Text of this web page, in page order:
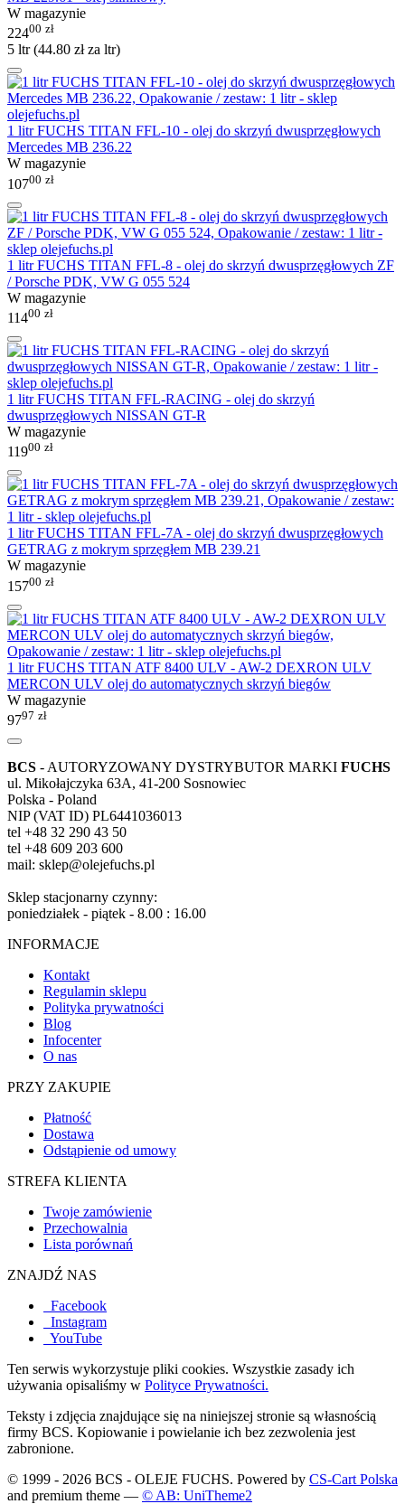
W magazynie
22400 zł
5 ltr (44.80 złza ltr)
1 litr FUCHS TITAN FFL-10 - olej do skrzyń dwusprzęgłowych
Mercedes MB 236.22
W magazynie
10700 zł
1 litr FUCHS TITAN FFL-8 - olej do skrzyń dwusprzęgłowych ZF
/ Porsche PDK, VW G 055 524
W magazynie
11400 zł
1 litr FUCHS TITAN FFL-RACING - olej do skrzyń
dwusprzęgłowych NISSAN GT-R
W magazynie
11900 zł
1 litr FUCHS TITAN FFL-7A - olej do skrzyń dwusprzęgłowych
GETRAG z mokrym sprzęgłem MB 239.21
W magazynie
15700 zł
1 litr FUCHS TITAN ATF 8400 ULV - AW-2 DEXRON ULV
MERCON ULV olej do automatycznych skrzyń biegów
W magazynie
9797 zł
BCS - AUTORYZOWANY DYSTRYBUTOR MARKI FUCHS
ul. Mikołajczyka 63A, 41-200 Sosnowiec
Polska - Poland
NIP (VAT ID) PL6441036013
tel +48 32 290 43 50
tel +48 609 203 600
mail: sklep@olejefuchs.pl
Sklep stacjonarny czynny:
poniedziałek - piątek - 8.00 : 16.00
INFORMACJE
Kontakt
Regulamin sklepu
Polityka prywatności
Blog
Infocenter
O nas
PRZY ZAKUPIE
Płatność
Dostawa
Odstąpienie od umowy
STREFA KLIENTA
Twoje zamówienie
Przechowalnia
Lista porównań
ZNAJDŹ NAS
Facebook
Instagram
YouTube
Ten serwis wykorzystuje pliki cookies. Wszystkie zasady ich
używania opisaliśmy w Polityce Prywatności.
Teksty i zdjęcia znajdujące się na niniejszej stronie są własnością
firmy BCS. Kopiowanie i powielanie ich bez zezwolenia jest
zabronione.
© 1999 - 2026 BCS - OLEJE FUCHS. Powered by CS-Cart Polska
and premium theme — © AB: UniTheme2